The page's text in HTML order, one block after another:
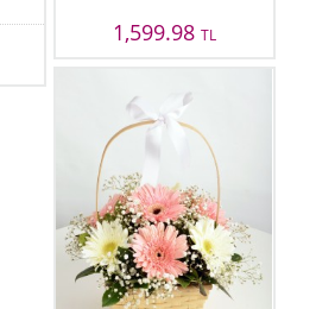
1,599.98 TL